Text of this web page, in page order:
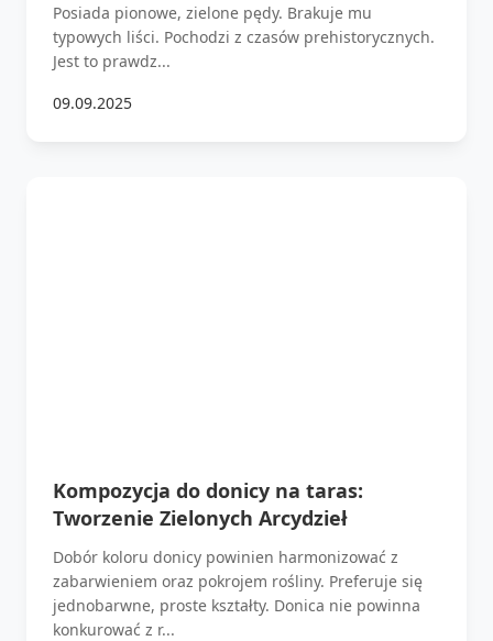
Posiada pionowe, zielone pędy. Brakuje mu
typowych liści. Pochodzi z czasów prehistorycznych.
Jest to prawdz...
09.09.2025
Kompozycja do donicy na taras:
Tworzenie Zielonych Arcydzieł
Dobór koloru donicy powinien harmonizować z
zabarwieniem oraz pokrojem rośliny. Preferuje się
jednobarwne, proste kształty. Donica nie powinna
konkurować z r...